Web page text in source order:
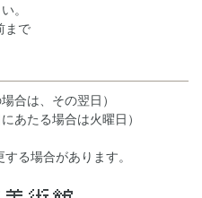
。
まで
合は、その翌日）
あたる場合は火曜日）
る場合があります。